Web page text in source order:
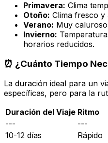
Primavera: Clima
Otoño: Clima fresco y
Verano: Muy
Invierno:
horarios reducidos.
⏰ ¿Cuánto Tiempo
La duración ideal para un
específicas, pero para la
Duración del Viaje Ritmo
---
---
10-12 días
Rápido